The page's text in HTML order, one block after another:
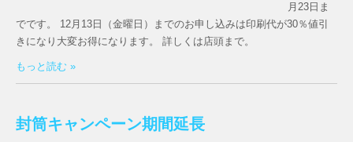
月23日ま
でです。 12月13日（金曜日）までのお申し込みは印刷代が30％値引
きになり大変お得になります。 詳しくは店頭まで。
もっと読む »
封筒キャンペーン期間延長